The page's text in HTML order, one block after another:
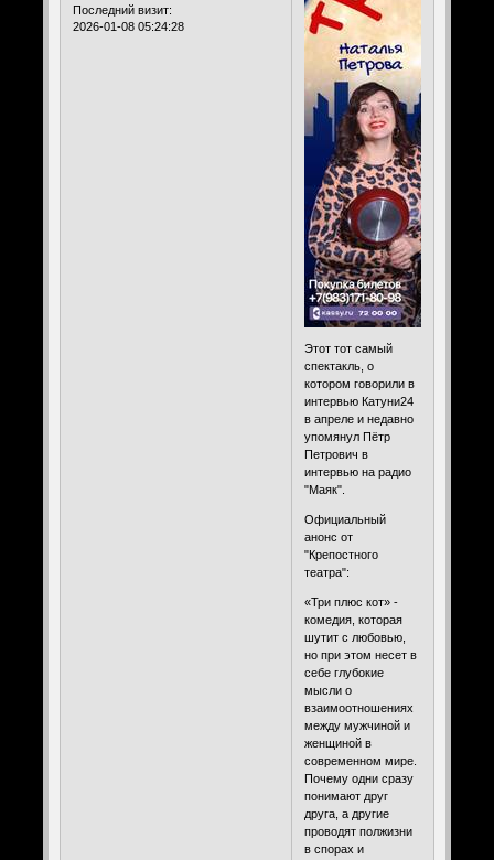
Последний визит:
2026-01-08 05:24:28
Этот тот самый
спектакль, о
котором говорили в
интервью Катуни24
в апреле и недавно
упомянул Пётр
Петрович в
интервью на радио
"Маяк".
Официальный
анонс от
"Крепостного
театра":
«Три плюс кот» -
комедия, которая
шутит с любовью,
но при этом несет в
себе глубокие
мысли о
взаимоотношениях
между мужчиной и
женщиной в
современном мире.
Почему одни сразу
понимают друг
друга, а другие
проводят полжизни
в спорах и